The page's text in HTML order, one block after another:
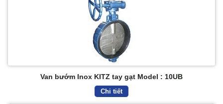
Van bướm Inox KITZ tay gạt Model : 10UB
Chi tiết